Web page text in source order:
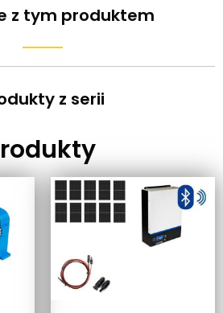
z tym produktem
z serii